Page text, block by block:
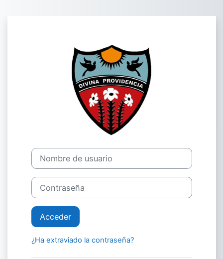
Entrar a
Nombre de usuario
Contraseña
Acceder
¿Ha extraviado la contraseña?